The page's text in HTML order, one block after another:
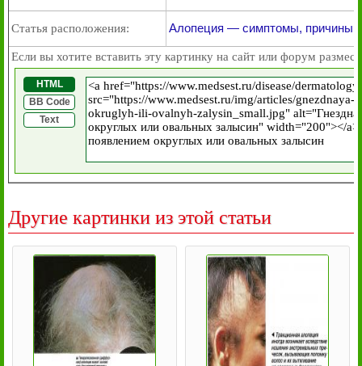
Статья расположения: Алопеция — симптомы, причины,
Если вы хотите вставить эту картинку на сайт или форум
HTML
BB Code
Text
Другие картинки из этой статьи